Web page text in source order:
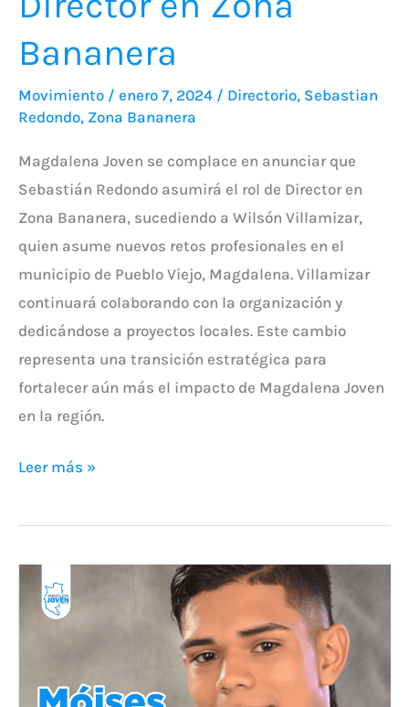
Bananera
Movimiento / enero 7, 2024 / Directorio, Sebastian
Redondo, Zona Bananera
Magdalena Joven se complace en anunciar que
Sebastián Redondo asumirá el rol de Director en
Zona Bananera, sucediendo a Wilsón Villamizar,
quien asume nuevos retos profesionales en el
municipio de Pueblo Viejo, Magdalena. Villamizar
continuará colaborando con la organización y
dedicándose a proyectos locales. Este cambio
representa una transición estratégica para
fortalecer aún más el impacto de Magdalena Joven
en la región.
Leer más »
Moisés
Olivero